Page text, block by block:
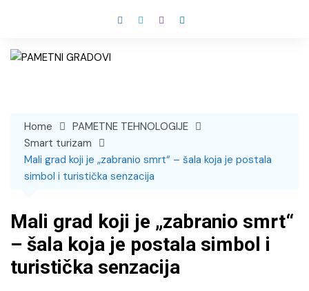
Home
PAMETNE TEHNOLOGIJE
Smart turizam
Mali grad koji je „zabranio smrt“ – šala koja je postala
simbol i turistička senzacija
Mali grad koji je „zabranio smrt“
– šala koja je postala simbol i
turistička senzacija